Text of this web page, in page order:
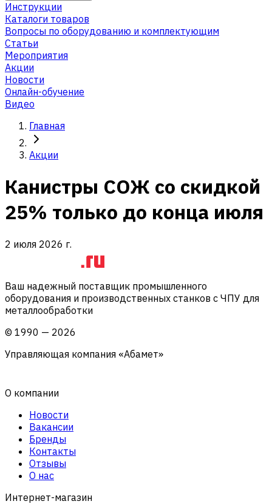
Инструкции
Каталоги товаров
Вопросы по оборудованию и комплектующим
Статьи
Мероприятия
Акции
Новости
Онлайн-обучение
Видео
Главная
Акции
Канистры СОЖ со скидкой
25% только до конца июля
2 июля 2026 г.
Ваш надежный поставщик промышленного
оборудования и производственных станков с ЧПУ для
металлообработки
© 1990 — 2026
Управляющая компания «Абамет»
О компании
Новости
Вакансии
Бренды
Контакты
Отзывы
О нас
Интернет-магазин